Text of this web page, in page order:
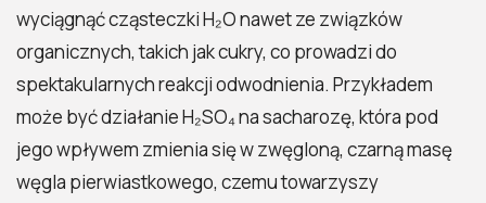
wyciągnąć cząsteczki H₂O nawet ze związków
organicznych, takich jak cukry, co prowadzi do
spektakularnych reakcji odwodnienia. Przykładem
może być działanie H₂SO₄ na sacharozę, która pod
jego wpływem zmienia się w zwęgloną, czarną masę
węgla pierwiastkowego, czemu towarzyszy